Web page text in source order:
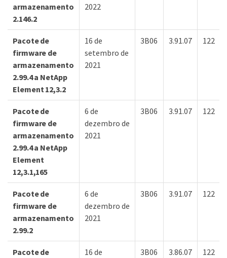
armazenamento
2.146.2
2022
Pacote de
firmware de
armazenamento
2.99.4 a NetApp
Element 12,3.2
16 de
setembro de
2021
3B06 3.91.07 122
Pacote de
firmware de
armazenamento
2.99.4 a NetApp
Element
12,3.1,165
6 de
dezembro de
2021
3B06 3.91.07 122
Pacote de
firmware de
armazenamento
2.99.2
6 de
dezembro de
2021
3B06 3.91.07 122
Pacote de
16 de
3B06 3.86.07 122